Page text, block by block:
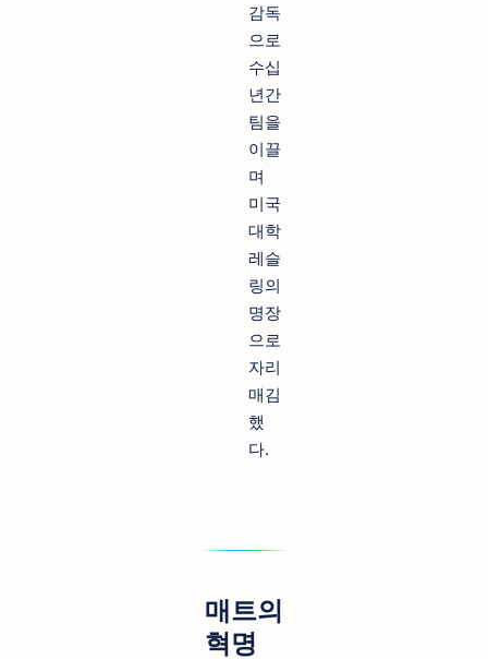
감독
으로
수십
년간
팀을
이끌
며
미국
대학
레슬
링의
명장
으로
자리
매김
했
다.
매트의
혁명